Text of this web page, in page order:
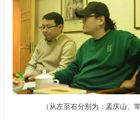
（从左至右分别为：孟庆山、